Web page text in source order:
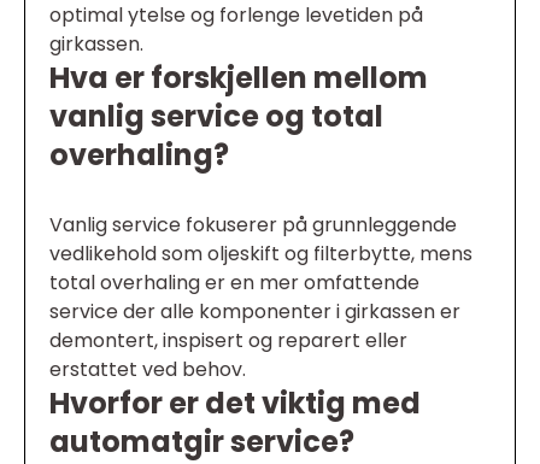
optimal ytelse og forlenge levetiden på
girkassen.
Hva er forskjellen mellom
vanlig service og total
overhaling?
Vanlig service fokuserer på grunnleggende
vedlikehold som oljeskift og filterbytte, mens
total overhaling er en mer omfattende
service der alle komponenter i girkassen er
demontert, inspisert og reparert eller
erstattet ved behov.
Hvorfor er det viktig med
automatgir service?